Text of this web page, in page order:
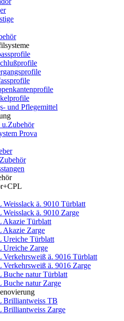
und Pflegemittel
Prova
Weisslack ä. 9010 Türblatt
Weisslack ä. 9010 Zarge
Akazie Türblatt
Akazie Zarge
Ureiche Türblatt
Ureiche Zarge
Verkehrsweiß ä. 9016 Türblatt
Verkehrsweiß ä. 9016 Zarge
Buche natur Türblatt
Buche natur Zarge
Brilliantweiss TB
Brilliantweiss Zarge